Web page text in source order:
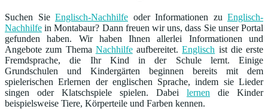
Suchen Sie Englisch-Nachhilfe oder Informationen zu Englisch-
Nachhilfe in Montabaur? Dann freuen wir uns, dass Sie unser Portal
gefunden haben. Wir haben Ihnen allerlei Informationen und
Angebote zum Thema Nachhilfeaufbereitet.Englisch ist die erste
Fremdsprache, die Ihr Kind in der Schule lernt. Einige
Grundschulen und Kindergärten beginnen bereits mit dem
spielerischen Erlernen der englischen Sprache, indem sie Lieder
singen oder Klatschspiele spielen. Dabei lernen die Kinder
beispielsweise Tiere, Körperteile und Farben kennen.